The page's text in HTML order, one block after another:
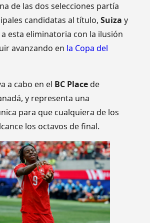
de las dos selecciones partía
candidatas al título,Suiza y
esta eliminatoria con la ilusión
avanzando en la Copa del
a cabo en el BC Placede
y representa una
para que cualquiera de los
los octavos de final.